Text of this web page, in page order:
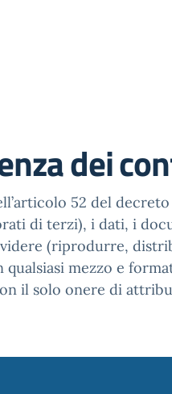
dei
52 del decreto
di terzi), i dati, i
(riprodurre,
mezzo e
il solo onere di